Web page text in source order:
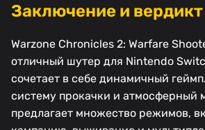
Заключение и вердикт
Warzone Chronicles 2: Warfare
отличный шутер для Nintendo
сочетает в себе динамичный
систему прокачки и атмосферный
предлагает множество режимов,